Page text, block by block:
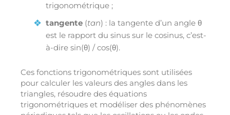
trigonométrique ;
tangente (tan) : la tangente d’un angle θ
est le rapport du sinus sur le cosinus, c’est-
à-dire sin(θ) / cos(θ).
Ces fonctions trigonométriques sont utilisées
pour calculer les valeurs des angles dans les
triangles, résoudre des équations
trigonométriques et modéliser des phénomènes